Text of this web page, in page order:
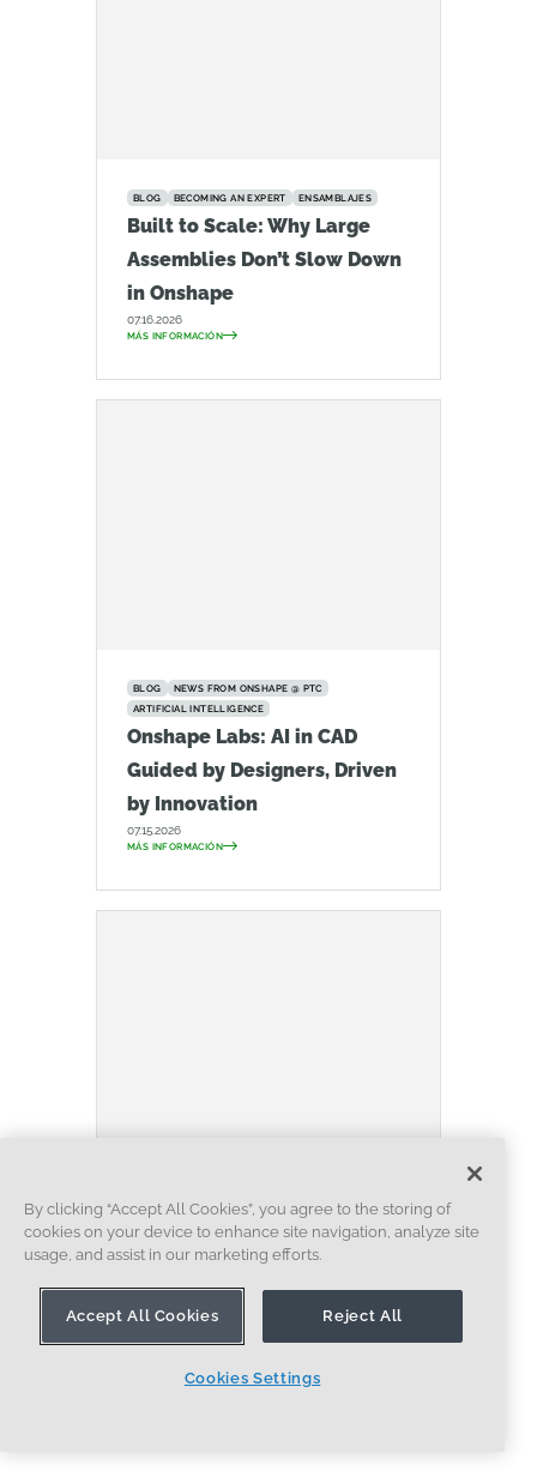
BLOG BECOMING AN EXPERT ENSAMBLAJES
Built to Scale: Why Large
Assemblies Don’t Slow Down
in Onshape
07.16.2026
MÁS INFORMACIÓN
BLOG
NEWS FROM ONSHAPE @ PTC
ARTIFICIAL INTELLIGENCE
Onshape Labs: AI in CAD
Guided by Designers, Driven
by Innovation
07.15.2026
MÁS INFORMACIÓN
ADMINISTRACIÓN DE DATOS
COLABORACIÓN
ARTIFICIAL INTELLIGENCE
How the Most Underrated
MÁS INFORMACIÓN
By clicking “Accept All Cookies”, you agree to the storing of
cookies on your device to enhance site navigation, analyze site
usage, and assist in our marketing efforts.
Accept All Cookies Reject All
Cookies Settings